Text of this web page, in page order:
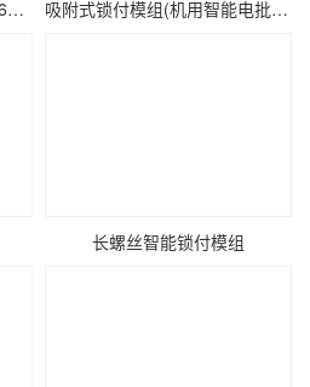
转盘式螺丝供料器(JOFR-816LX) 吸附式锁付模组(机用智能电批DP-TXL-001)
长螺丝智能锁付模组